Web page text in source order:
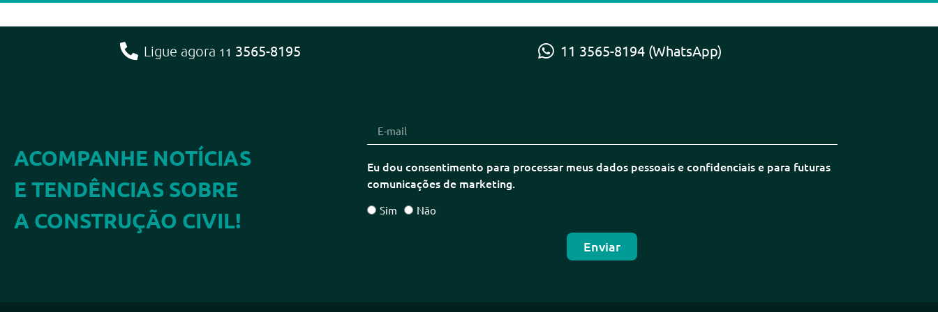
Ligue agora 11 3565-8195 11 3565-8194 (WhatsApp)
ACOMPANHE NOTÍCIAS
E TENDÊNCIAS SOBRE
A CONSTRUÇÃO CIVIL!
Eu dou consentimento para processar meus dados pessoais e confidenciais e para futuras
comunicações de marketing.
Sim Não
Enviar